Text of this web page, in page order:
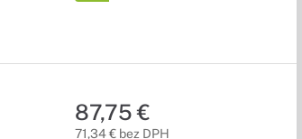
87,75 €
71,34 € bez DPH